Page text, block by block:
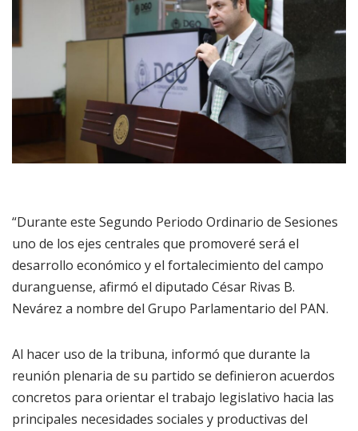
“Durante este Segundo Periodo Ordinario de Sesiones
uno de los ejes centrales que promoveré será el
desarrollo económico y el fortalecimiento del campo
duranguense, afirmó el diputado César Rivas B.
Nevárez a nombre del Grupo Parlamentario del PAN.
Al hacer uso de la tribuna, informó que durante la
reunión plenaria de su partido se definieron acuerdos
concretos para orientar el trabajo legislativo hacia las
principales necesidades sociales y productivas del